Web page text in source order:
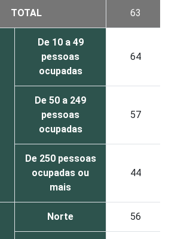
TOTAL 63
De 10 a 49
pessoas
ocupadas
64
De 50 a 249
pessoas
ocupadas
57
De 250 pessoas
ocupadas ou
mais
44
Norte 56